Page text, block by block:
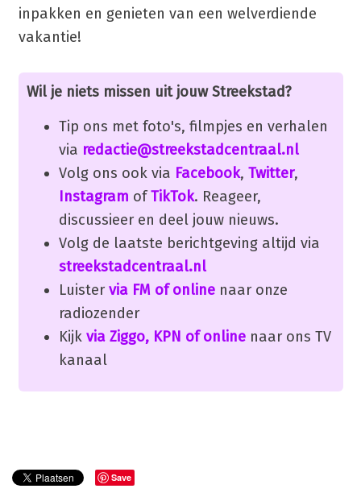
inpakken en genieten van een welverdiende
vakantie!
Wil je niets missen uit jouw Streekstad?
Tip ons met foto's, filmpjes en verhalen
via redactie@streekstadcentraal.nl
Volg ons ook via Facebook, Twitter,
Instagram ofTikTok. Reageer,
discussieer en deel jouw nieuws.
Volg de laatste berichtgeving altijd via
streekstadcentraal.nl
Luister via FM of onlinenaar onze
radiozender
Kijk via Ziggo, KPN of onlinenaar ons TV
kanaal
Save